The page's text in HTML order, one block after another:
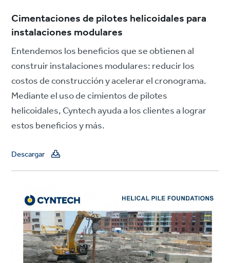
Cimentaciones de pilotes helicoidales para
instalaciones modulares
Entendemos los beneficios que se obtienen al
construir instalaciones modulares: reducir los
costos de construcción y acelerar el cronograma.
Mediante el uso de cimientos de pilotes
helicoidales, Cyntech ayuda a los clientes a lograr
estos beneficios y más.
Descargar